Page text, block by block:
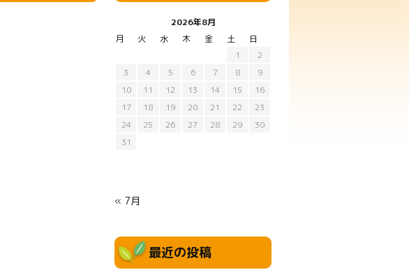
2026年8月
月
火 水 木 金 土
日
1
2
3
4 5 6 7 8
9
10
11 12 13 14 15
16
17
18 19 20 21 22
23
24
25 26 27 28 29
30
31
« 7月
最近の投稿